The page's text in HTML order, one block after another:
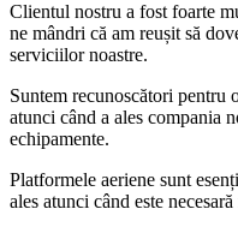
Clientul nostru a fost foarte
ne mândri că am reușit să
serviciilor noastre.
Suntem recunoscători pentru
atunci când a ales compania
echipamente.
Platformele aeriene sunt
ales atunci când este